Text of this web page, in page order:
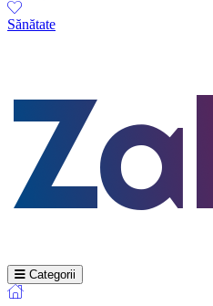
Sănătate
Categorii